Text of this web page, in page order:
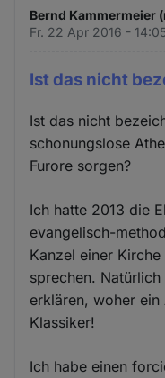
Bernd Kammermeier
Fr. 22 Apr 2016 -
Ist das nicht
Ist das nicht
schonungslose
Furore sorgen?
Ich hatte 2013 die
evangelisch-
Kanzel einer
sprechen.
erklären, woher ein
Klassiker!
Ich habe einen